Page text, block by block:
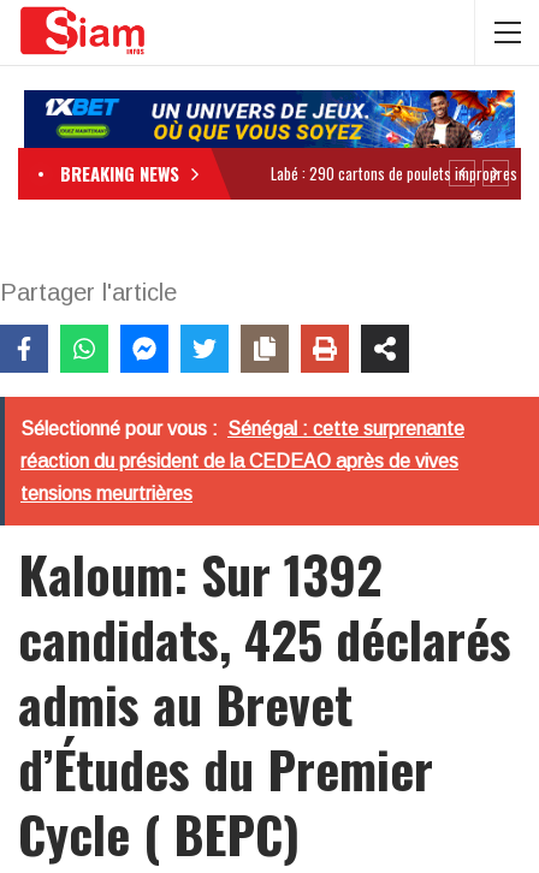
BREAKING NEWS
Partager l'article
Sélectionné pour vous : Sénégal : cette surprenante
réaction du président de la CEDEAO après de vives
tensions meurtrières
Kaloum: Sur 1392
candidats, 425 déclarés
admis au Brevet
d’Études du Premier
Cycle ( BEPC)